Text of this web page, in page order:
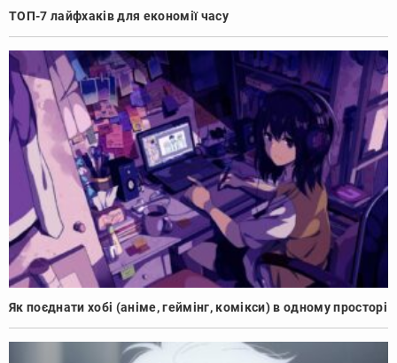
ТОП-7 лайфхаків для економії часу
Як поєднати хобі (аніме, геймінг, комікси) в одному просторі